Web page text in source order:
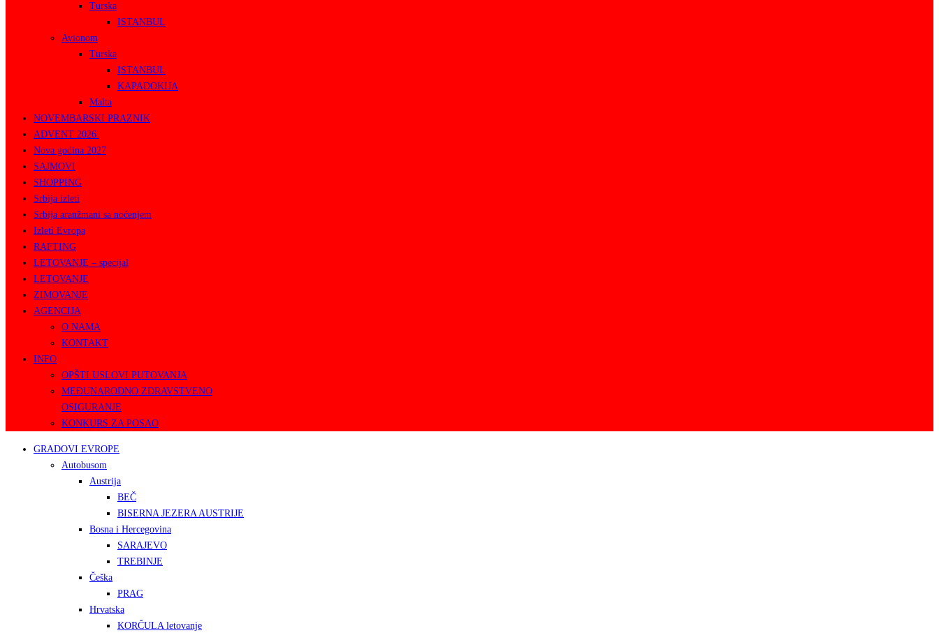
Turska
ISTANBUL
Avionom
Turska
ISTANBUL
KAPADOKIJA
Malta
NOVEMBARSKI PRAZNIK
ADVENT 2026.
Nova godina 2027
SAJMOVI
SHOPPING
Srbija izleti
Srbija aranžmani sa noćenjem
Izleti Evropa
RAFTING
LETOVANJE – specijal
LETOVANJE
ZIMOVANJE
AGENCIJA
O NAMA
KONTAKT
INFO
OPŠTI USLOVI PUTOVANJA
MEĐUNARODNO ZDRAVSTVENO
OSIGURANJE
KONKURS ZA POSAO
GRADOVI EVROPE
Autobusom
Austrija
BEČ
BISERNA JEZERA AUSTRIJE
Bosna i Hercegovina
SARAJEVO
TREBINJE
Češka
PRAG
Hrvatska
KORČULA letovanje